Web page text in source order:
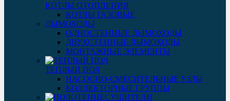
КОТЛЫ ОТОПЛЕНИЯ
КОТЛЫ ГАЗОВЫЕ
ДЫМОХОДЫ
ОДНОСТЕННЫЕ ДЫМОХОДЫ
ДВУХСТЕННЫЕ ДЫМОХОДЫ
МОНТАЖНЫЕ ЭЛЕМЕНТЫ
ТЕПЛЫЙ ПОЛ
НАСОСНО-СМЕСИТЕЛЬНЫЕ УЗЛЫ
КОЛЛЕКТОРНЫЕ ГРУППЫ